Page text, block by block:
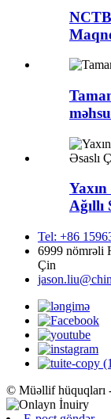
NCTB
Ağıllı
Tel: +86
6999 nömrəli
Çin
© Müəllif hüquqları